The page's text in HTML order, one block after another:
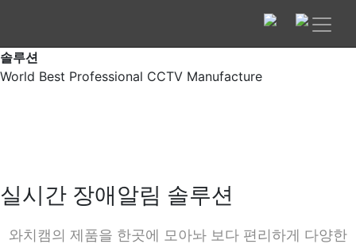
솔루션
World Best Professional CCTV Manufacture
실시간 장애알림 솔루션
와치캠의 제품을 한곳에 모아놔 보다 편리하게 다양한